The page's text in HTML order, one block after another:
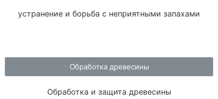
устранение и борьба с неприятными запахами
Обработка древесины
Обработка и защита древесины